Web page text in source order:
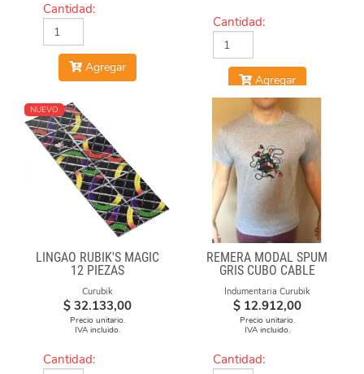
Cantidad:
Agregar
Cantidad:
Agregar
NUEVO
LINGAO RUBIK'S MAGIC
12 PIEZAS
Curubik
$ 32.133,00
Precio unitario.
IVA incluido.
Cantidad:
REMERA MODAL SPUM
GRIS CUBO CABLE
Indumentaria Curubik
$ 12.912,00
Precio unitario.
IVA incluido.
Cantidad: